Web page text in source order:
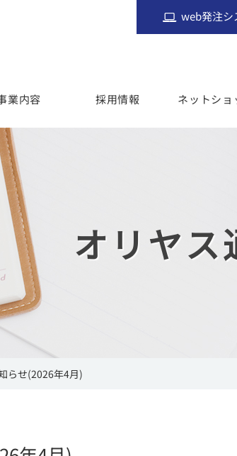
web発注シ
業内容 採用情報 ネットショ
オリヤス
らせ(2026年4月)